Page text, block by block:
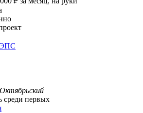
среди первых